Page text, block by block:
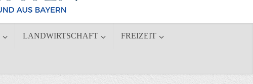
LANDWIRTSCHAFT FREIZEIT